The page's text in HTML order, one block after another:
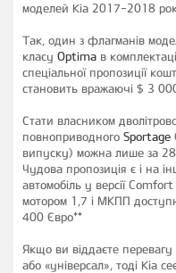
моделей Kia 2017-2018
Так, один з флагманів
класу Optima в
спеціальної пропозиції
становить вражаючі $ 3
Стати власником
повноприводного Sportage
випуску) можна лише за
Чудова пропозиція є і на
автомобіль у версії
мотором 1,7 і МКПП
400 Євро**
Якщо ви віддаєте перевагу
або «універсал», тоді Kia